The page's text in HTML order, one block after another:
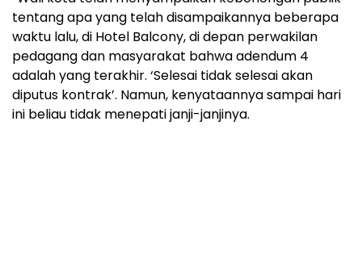
tentang apa yang telah disampaikannya beberapa
waktu lalu, di Hotel Balcony, di depan perwakilan
pedagang dan masyarakat bahwa adendum 4
adalah yang terakhir. ‘Selesai tidak selesai akan
diputus kontrak’. Namun, kenyataannya sampai hari
ini beliau tidak menepati janji-janjinya.